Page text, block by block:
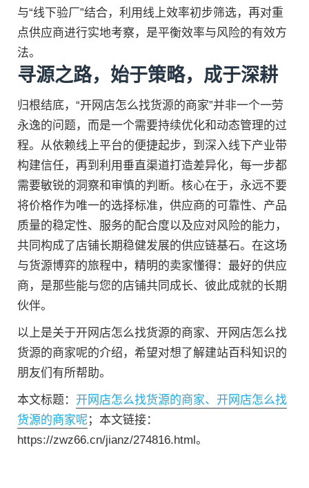
与“线下验厂”结合，利用线上效率初步筛选，再对重
点供应商进行实地考察，是平衡效率与风险的有效方
法。
寻源之路，始于策略，成于深耕
归根结底，“开网店怎么找货源的商家”并非一个一劳
永逸的问题，而是一个需要持续优化和动态管理的过
程。从依赖线上平台的便捷起步，到深入线下产业带
构建信任，再到利用垂直渠道打造差异化，每一步都
需要敏锐的洞察和审慎的判断。核心在于，永远不要
将价格作为唯一的选择标准，供应商的可靠性、产品
质量的稳定性、服务的配合度以及应对风险的能力，
共同构成了店铺长期稳健发展的供应链基石。在这场
与货源博弈的旅程中，精明的卖家懂得：最好的供应
商，是那些能与您的店铺共同成长、彼此成就的长期
伙伴。
以上是关于开网店怎么找货源的商家、开网店怎么找
货源的商家呢的介绍，希望对想了解建站百科知识的
朋友们有所帮助。
本文标题： 开网店怎么找货源的商家、开网店怎么找
货源的商家呢；本文链接：
https://zwz66.cn/jianz/274816.html。